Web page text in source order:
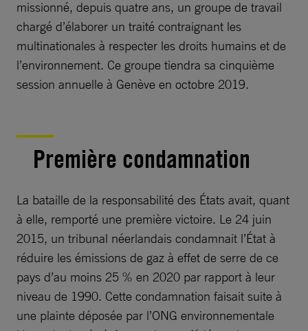
missionné, depuis quatre ans, un groupe de travail
chargé d’élaborer un traité contraignant les
multinationales à respecter les droits humains et de
l’environnement. Ce groupe tiendra sa cinquième
session annuelle à Genève en octobre 2019.
Première condamnation
La bataille de la responsabilité des États avait, quant
à elle, remporté une première victoire. Le 24 juin
2015, un tribunal néerlandais condamnait l’État à
réduire les émissions de gaz à effet de serre de ce
pays d’au moins 25 % en 2020 par rapport à leur
niveau de 1990. Cette condamnation faisait suite à
une plainte déposée par l’ONG environnementale